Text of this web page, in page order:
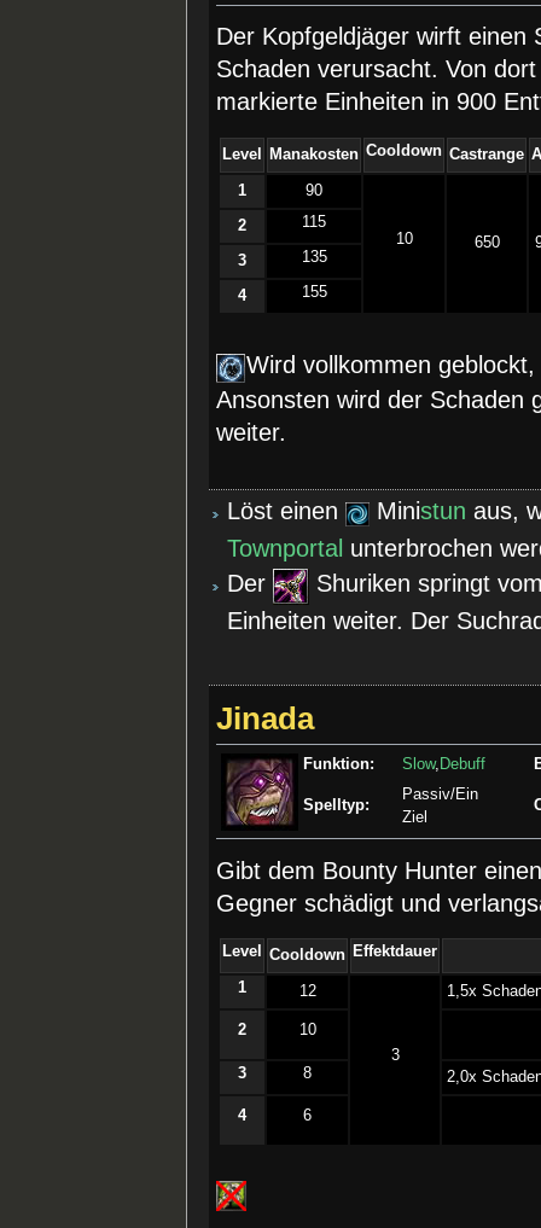
Der Kopfgeldjäger wirft einen
Schaden verursacht. Von
markierte Einheiten in 900
Level Manakosten Cooldown Castrange
1 90
10 650
2 115
3 135
4 155
Wird vollkommen
Ansonsten wird der Schaden
weiter.
Löst einen Ministun aus,
Townportal unterbrochen
Der
Shuriken springt
Einheiten weiter. Der
Jinada
Funktion: Slow, Debuff
Spelltyp:
Passiv/Ein
Ziel
Gibt dem Bounty Hunter
Gegner schädigt und
Level Cooldown Effektdauer
1 12
3
­1,5x
2 10
3 8 ­2,0x
4 6